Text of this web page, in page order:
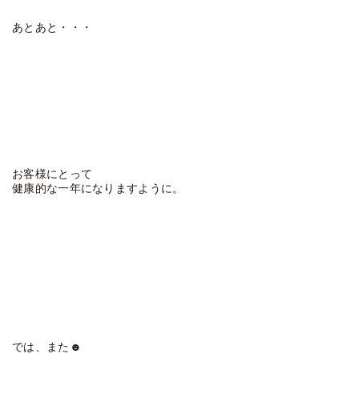
あとあと・・・
お客様にとって
健康的な一年になりますように。
では、また☻